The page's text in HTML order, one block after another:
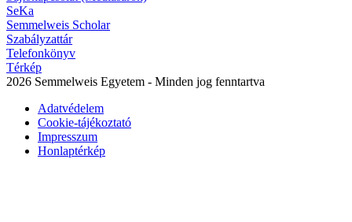
SeKa
Semmelweis Scholar
Szabályzattár
Telefonkönyv
Térkép
2026 Semmelweis Egyetem - Minden jog fenntartva
Adatvédelem
Cookie-tájékoztató
Impresszum
Honlaptérkép